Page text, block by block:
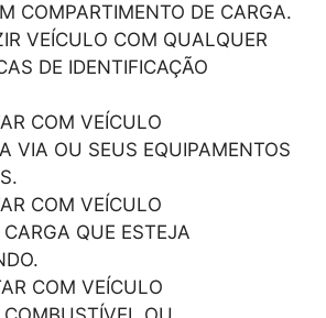
COMPARTIMENTO DE CARGA.
VEÍCULO COM QUALQUER
DE IDENTIFICAÇÃO
COM VEÍCULO
VIA OU SEUS EQUIPAMENTOS
COM VEÍCULO
QUE ESTEJA
COM VEÍCULO